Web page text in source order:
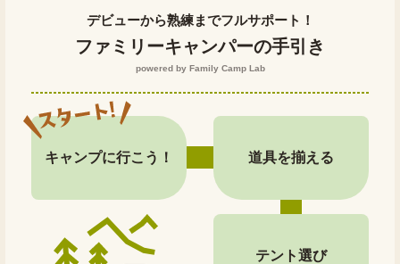
デビューから熟練までフルサポート！
ファミリーキャンパーの手引き
powered by Family Camp Lab
キャンプに行こう！ 道具を揃える
テント選び